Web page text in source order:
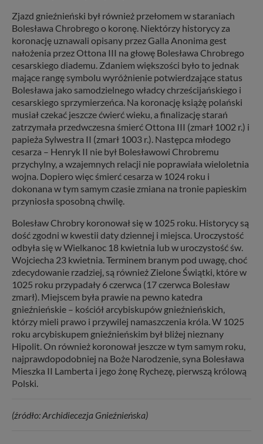
Zjazd gnieźnieński był również przełomem w staraniach
Bolesława Chrobrego o koronę. Niektórzy historycy za
koronację uznawali opisany przez Galla Anonima gest
nałożenia przez Ottona III na głowę Bolesława Chrobrego
cesarskiego diademu. Zdaniem większości było to jednak
mające rangę symbolu wyróżnienie potwierdzające status
Bolesława jako samodzielnego władcy chrześcijańskiego i
cesarskiego sprzymierzeńca. Na koronację książę polański
musiał czekać jeszcze ćwierć wieku, a finalizację starań
zatrzymała przedwczesna śmierć Ottona III (zmarł 1002 r.) i
papieża Sylwestra II (zmarł 1003 r.). Następca młodego
cesarza – Henryk II nie był Bolesławowi Chrobremu
przychylny, a wzajemnych relacji nie poprawiała wieloletnia
wojna. Dopiero więc śmierć cesarza w 1024 roku i
dokonana w tym samym czasie zmiana na tronie papieskim
przyniosła sposobną chwilę.
Bolesław Chrobry koronował się w 1025 roku. Historycy są
dość zgodni w kwestii daty dziennej i miejsca. Uroczystość
odbyła się w Wielkanoc 18 kwietnia lub w uroczystość św.
Wojciecha 23 kwietnia. Terminem branym pod uwagę, choć
zdecydowanie rzadziej, są również Zielone Świątki, które w
1025 roku przypadały 6 czerwca (17 czerwca Bolesław
zmarł). Miejscem była prawie na pewno katedra
gnieźnieńskie – kościół arcybiskupów gnieźnieńskich,
którzy mieli prawo i przywilej namaszczenia króla. W 1025
roku arcybiskupem gnieźnieńskim był bliżej nieznany
Hipolit. On również koronował jeszcze w tym samym roku,
najprawdopodobniej na Boże Narodzenie, syna Bolesława
Mieszka II Lamberta i jego żonę Rychezę, pierwszą królową
Polski.
(źródło: Archidiecezja Gnieźnieńska)